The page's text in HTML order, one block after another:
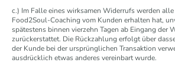
c.) Im Falle eines wirksamen Widerrufs werden
Food2Soul-Coaching vom Kunden erhalten hat,
spätestens binnen vierzehn Tagen ab Eingang der
zurückerstattet. Die Rückzahlung erfolgt über
der Kunde bei der ursprünglichen Transaktion
ausdrücklich etwas anderes vereinbart wurde.